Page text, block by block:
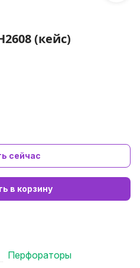
(кейс)
сейчас
в корзину
Перфораторы